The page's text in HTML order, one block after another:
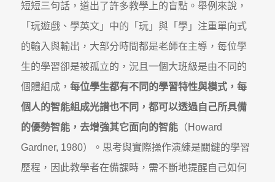
短短三句話，道出了許多教學上的盲點。舉例來說，
「玩遊戲、學英文」中的「玩」與「學」注重單向式
的輸入與輸出，大部分時間都是老師在主導，每位學
生的學習卻是被孤立的，況且一個大班級是由不同的
個體組成， 每位學生都有不同的學習特性與模式，每
個人的智能組成光譜也不同，都可以透過自己所具備
的優勢智能，去增強其它面向的智能（Howard
Gardner, 1980）。思考與實際操作演練是關鍵的學習
歷程，因此教學者在備課時，需不斷地提醒自己如何